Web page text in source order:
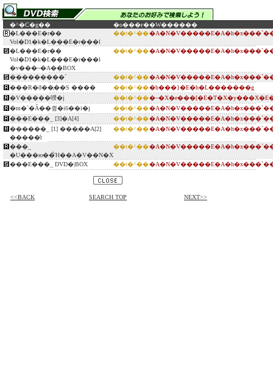
�^�C�g�� �o���ғ��W������
�L���E�r��
Vol�D1�k�L���E�r���l
��t�^��
�L���E�r��
Vol�D1�k�L���E�r���l
�v���~�A��BOX
��t�^��
���������` ��t�^��
���R�ƌ��̗��S ����
��t�^���h���}�E�h�L�������g
�V�����唚�j
��t�^��
�m�`�Ȃ��킢�i6��i�j
��t�^��
���E���_ [3]�A[4]
��t�^��
������_ [1] ���̗��A[2]
�����̒r
��t�^��
���_
�U���ю��̉Ή��A�V��N�X
��t�^��
���E���_ DVD�|BOX ��t�^��
<<BACK SEARCH TOP NEXT>>